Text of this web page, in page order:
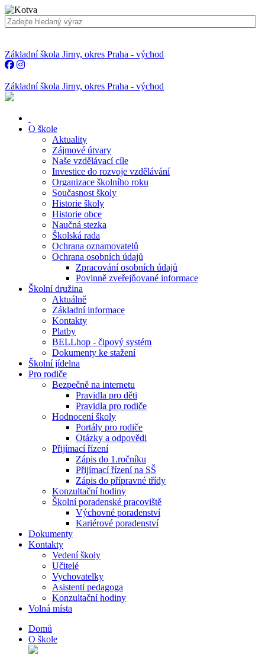
Základní škola Jirny, okres Praha - východ
Základní škola Jirny, okres Praha - východ
O škole
Aktuality
Zájmové útvary
Naše vzdělávací cíle
Investice do rozvoje vzdělávání
Organizace školního roku
Současnost školy
Historie školy
Historie obce
Naučná stezka
Školská rada
Ochrana oznamovatelů
Ochrana osobních údajů
Zpracování osobních údajů
Povinně zveřejňované informace
Školní družina
Aktuálně
Základní informace
Kontakty
Platby
BELLhop - čipový systém
Dokumenty ke stažení
Školní jídelna
Pro rodiče
Bezpečně na internetu
Pravidla pro děti
Pravidla pro rodiče
Hodnocení školy
Portály pro rodiče
Otázky a odpovědi
Přijímací řízení
Zápis do 1.ročníku
Přijímací řízení na SŠ
Zápis do přípravné třídy
Konzultační hodiny
Školní poradenské pracoviště
Výchovné poradenství
Kariérové poradenství
Dokumenty
Kontakty
Vedení školy
Učitelé
Vychovatelky
Asistenti pedagoga
Konzultační hodiny
Volná místa
Domů
O škole